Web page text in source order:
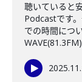
聴いていると
Podcastです
での時間につ